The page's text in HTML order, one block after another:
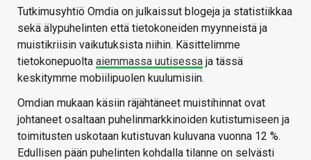
Tutkimusyhtiö Omdia on julkaissut blogeja ja statistiikkaa
sekä älypuhelinten että tietokoneiden myynneistä ja
muistikriisin vaikutuksista niihin. Käsittelimme
tietokonepuolta aiemmassa uutisessa ja tässä
keskitymme mobiilipuolen kuulumisiin.
Omdian mukaan käsiin räjähtäneet muistihinnat ovat
johtaneet osaltaan puhelinmarkkinoiden kutistumiseen ja
toimitusten uskotaan kutistuvan kuluvana vuonna 12 %.
Edullisen pään puhelinten kohdalla tilanne on selvästi